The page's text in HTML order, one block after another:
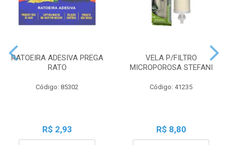
RATOEIRA ADESIVA PREGA
RATO
Código: 85302
R$ 2,93
VELA P/FILTRO
MICROPOROSA STEFANI
Código: 41235
R$ 8,80